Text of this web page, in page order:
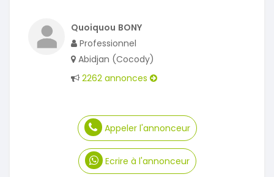
Quoiquou BONY
Professionnel
Abidjan (Cocody)
2262 annonces
Appeler l'annonceur
Ecrire à l'annonceur